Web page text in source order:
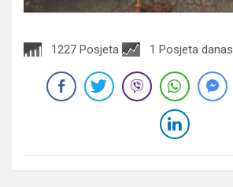
1227 Posjeta 1 Posjeta danas